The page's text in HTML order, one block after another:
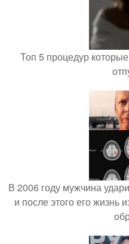
Топ 5 процедур
В 2006 году мужчина
и после этого его